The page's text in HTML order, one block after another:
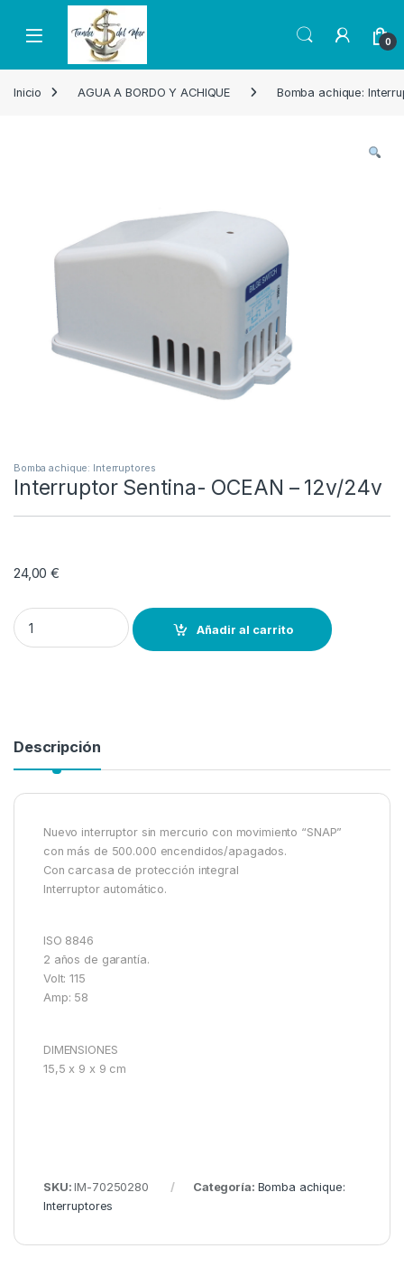
Skip to navigation
Skip to content
Open 0
Inicio AGUA A BORDO Y ACHIQUE Bomba achique:
Bomba achique: Interruptores
Interruptor Sentina- OCEAN – 12v/24v
24,00€
Interruptor Sentina- OCEAN – 12v/24v quantity
Añadir al carrito
Descripción
Nuevo interruptor sin mercurio con movimiento “SNAP”
con más de 500.000 encendidos/apagados.
Con carcasa de protección integral
Interruptor automático.
ISO 8846
2 años de garantía.
Volt: 115
Amp: 58
DIMENSIONES
15,5 x 9 x 9 cm
SKU:IM-70250280 Categoría: Bomba achique:
Interruptores